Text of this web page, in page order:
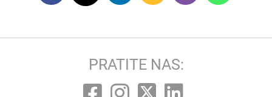
PRATITE NAS: